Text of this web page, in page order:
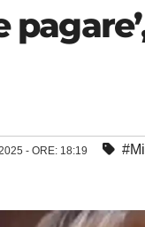
- ORE: 18:19